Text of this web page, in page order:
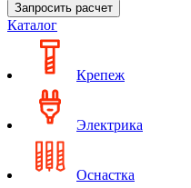
Запросить расчет
Каталог
Крепеж
Электрика
Оснастка